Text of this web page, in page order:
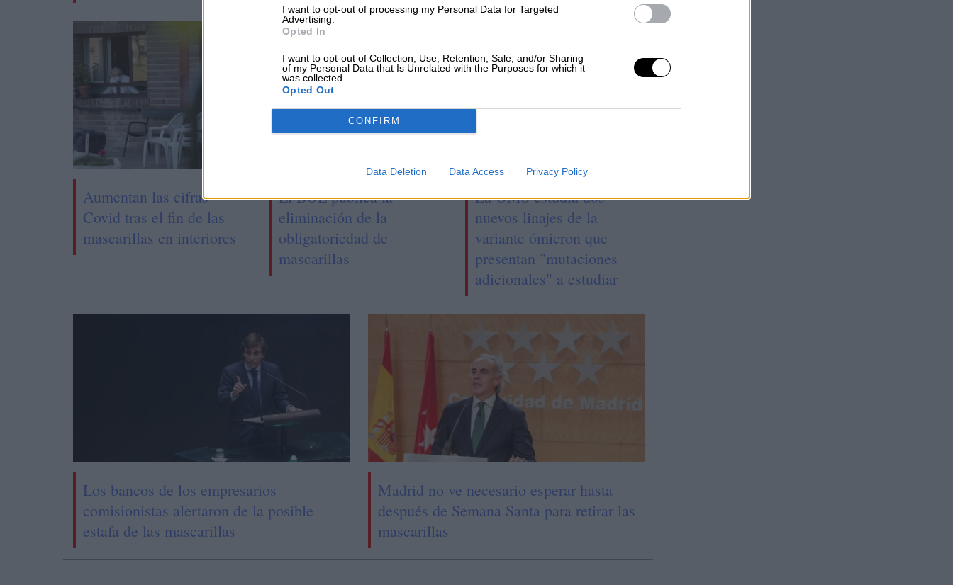
I want to opt-out of processing my Personal Data for Targeted
Advertising.
Opted In
I want to opt-out of Collection, Use, Retention, Sale, and/or Sharing
of my Personal Data that Is Unrelated with the Purposes for which it
was collected.
Opted Out
CONFIRM
Data Deletion Data Access Privacy Policy
Aumentan las cifras
Covid tras el fin de las
mascarillas en interiores
El BOE publica la
eliminación de la
obligatoriedad de
mascarillas
La OMS estudia dos
nuevos linajes de la
variante ómicron que
presentan "mutaciones
adicionales" a estudiar
Los bancos de los empresarios
comisionistas alertaron de la posible
estafa de las mascarillas
Madrid no ve necesario esperar hasta
después de Semana Santa para retirar las
mascarillas